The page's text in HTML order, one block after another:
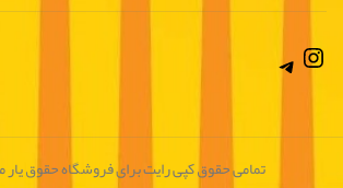
Instagram
تمامی حقوق کپی رایت برای فروشگاه حقوق